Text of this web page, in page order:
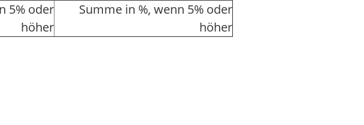
5% oder
höher
Summe in %, wenn 5% oder
höher